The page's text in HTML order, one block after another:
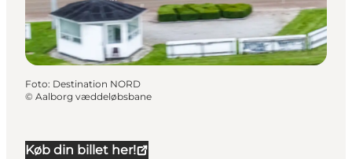
Køb din billet her!
Foto: Destination NORD
© Aalborg væddeløbsbane